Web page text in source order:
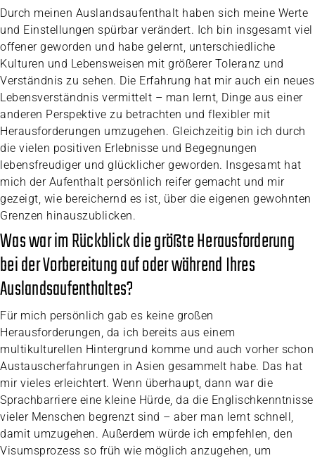
Durch meinen Auslandsaufenthalt haben sich meine Werte
und Einstellungen spürbar verändert. Ich bin insgesamt viel
offener geworden und habe gelernt, unterschiedliche
Kulturen und Lebensweisen mit größerer Toleranz und
Verständnis zu sehen. Die Erfahrung hat mir auch ein neues
Lebensverständnis vermittelt – man lernt, Dinge aus einer
anderen Perspektive zu betrachten und flexibler mit
Herausforderungen umzugehen. Gleichzeitig bin ich durch
die vielen positiven Erlebnisse und Begegnungen
lebensfreudiger und glücklicher geworden. Insgesamt hat
mich der Aufenthalt persönlich reifer gemacht und mir
gezeigt, wie bereichernd es ist, über die eigenen gewohnten
Grenzen hinauszublicken.
Was war im Rückblick die größte Herausforderung
bei der Vorbereitung auf oder während Ihres
Auslandsaufenthaltes?
Für mich persönlich gab es keine großen
Herausforderungen, da ich bereits aus einem
multikulturellen Hintergrund komme und auch vorher schon
Austauscherfahrungen in Asien gesammelt habe. Das hat
mir vieles erleichtert. Wenn überhaupt, dann war die
Sprachbarriere eine kleine Hürde, da die Englischkenntnisse
vieler Menschen begrenzt sind – aber man lernt schnell,
damit umzugehen. Außerdem würde ich empfehlen, den
Visumsprozess so früh wie möglich anzugehen, um